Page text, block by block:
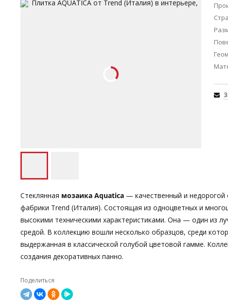
Стеклянная мозаика Aquatica — качественный и
фабрики Trend (Италия). Состоящая из одноцветных и
высокими техническими характеристиками. Она — один из
средой. В коллекцию вошли несколько образцов, среди
выдержанная в классической голубой цветовой гамме.
создания декоративных панно.
Поделиться